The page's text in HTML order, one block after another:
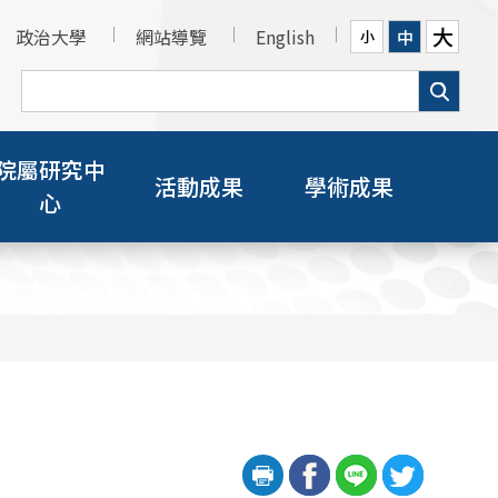
政治大學 網站導覽 English 小 中 大
屬研究中
心
活動成果 學術成果